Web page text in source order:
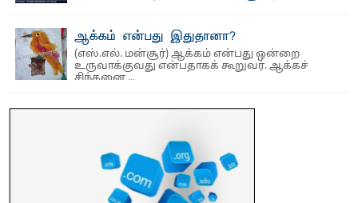
மற்றும் சிறப்புப் பரிசுகள்
எம்.வை. அமீர்- ஒ லுவிலில் அமைந்துள்ள தென்கிழக்குப்
பல்கலைக்கழகத்தின் 18ஆவது பொதுப் பட்டமளிப்பு விழா ...
ஆக்கம் என்பது இதுதானா?
(எஸ்.எல். மன்சூர்) ஆக்கம் என்பது ஒன்றை
உருவாக்குவது என்பதாகக் கூறுவர். ஆக்கச்
சிந்தனை ...